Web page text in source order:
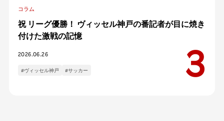
コラム
祝 リーグ優勝！ ヴィッセル神戸の番記者が目に焼き
付けた激戦の記憶
2026.06.26
#ヴィッセル神戸 #サッカー